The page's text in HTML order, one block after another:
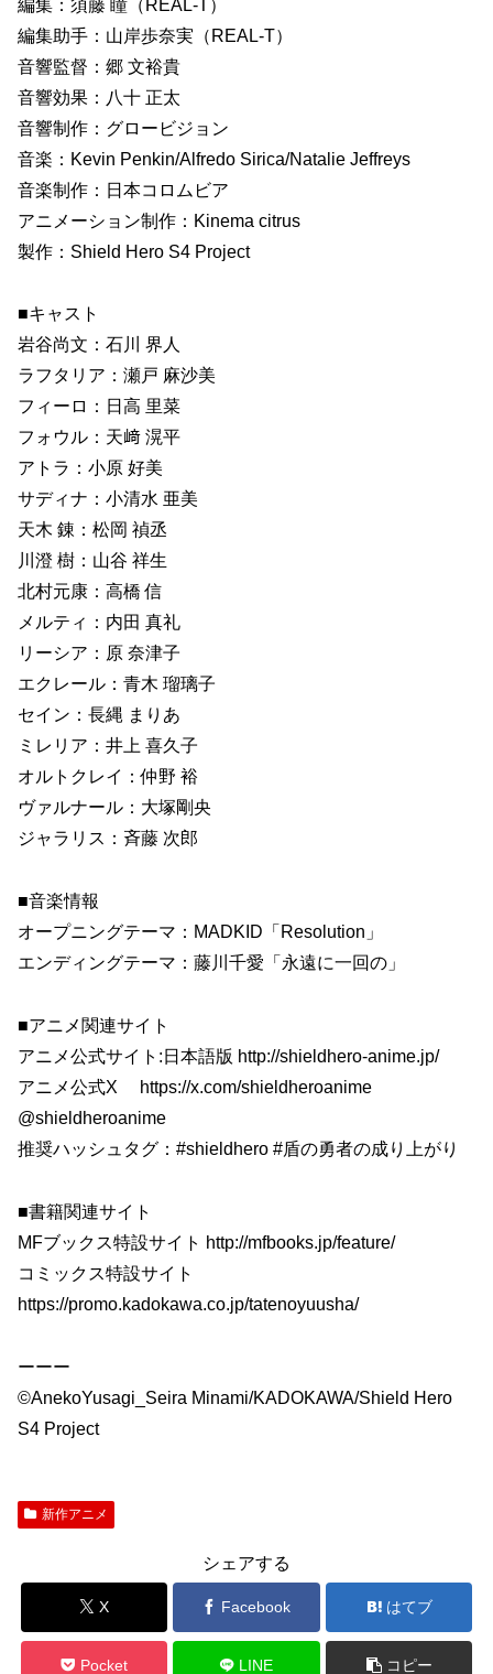
編集：須藤 瞳（REAL-T）
編集助手：山岸歩奈実（REAL-T）
音響監督：郷 文裕貴
音響効果：八十 正太
音響制作：グロービジョン
音楽：Kevin Penkin/Alfredo Sirica/Natalie Jeffreys
音楽制作：日本コロムビア
アニメーション制作：Kinema citrus
製作：Shield Hero S4 Project
■キャスト
岩谷尚文：石川 界人
ラフタリア：瀬戸 麻沙美
フィーロ：日高 里菜
フォウル：天﨑 滉平
アトラ：小原 好美
サディナ：小清水 亜美
天木 錬：松岡 禎丞
川澄 樹：山谷 祥生
北村元康：高橋 信
メルティ：内田 真礼
リーシア：原 奈津子
エクレール：青木 瑠璃子
セイン：長縄 まりあ
ミレリア：井上 喜久子
オルトクレイ：仲野 裕
ヴァルナール：大塚剛央
ジャラリス：斉藤 次郎
■音楽情報
オープニングテーマ：MADKID「Resolution」
エンディングテーマ：藤川千愛「永遠に一回の」
■アニメ関連サイト
アニメ公式サイト:日本語版 http://shieldhero-anime.jp/
アニメ公式X https://x.com/shieldheroanime
@shieldheroanime
推奨ハッシュタグ：#shieldhero #盾の勇者の成り上がり
■書籍関連サイト
MFブックス特設サイト http://mfbooks.jp/feature/
コミックス特設サイト
https://promo.kadokawa.co.jp/tatenoyuusha/
ーーー
©AnekoYusagi_Seira Minami/KADOKAWA/Shield Hero
S4 Project
新作アニメ
シェアする
X Facebook はてブ
Pocket LINE コピー